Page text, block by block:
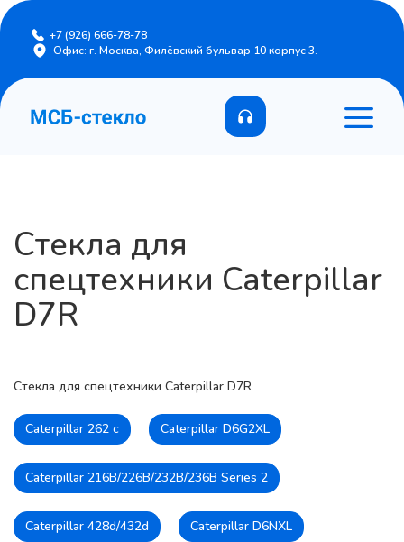
+7 (926) 666-78-78
Офис: г. Москва, Филёвский бульвар 10 корпус 3.
Стекла для
спецтехники Caterpillar
D7R
Стекла для спецтехники Caterpillar D7R
Caterpillar 262 с Caterpillar D6G2XL
Caterpillar 216B/226B/232B/236B Series 2
Caterpillar 428d/432d Caterpillar D6NXL